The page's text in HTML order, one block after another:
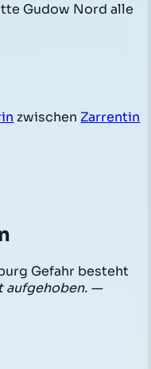
Gudow Nord alle
zwischen Zarrentin
Gefahr besteht
aufgehoben. —